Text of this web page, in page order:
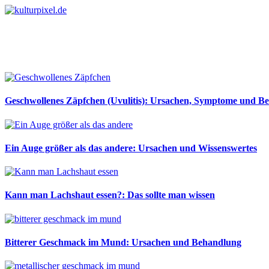
Geschwollenes Zäpfchen (Uvulitis): Ursachen, Symptome und
Ein Auge größer als das andere: Ursachen und Wissenswertes
Kann man Lachshaut essen?: Das sollte man wissen
Bitterer Geschmack im Mund: Ursachen und Behandlung